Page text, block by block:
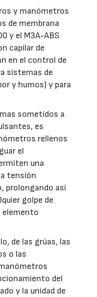
y manómetros
de membrana
y el M3A-ABS
capilar de
en el control de
sistemas de
y humos) y para
sometidos a
es
rellenos
el
una
tensión
prolongando así
golpe de
elemento
de las grúas, las
o las
del
y la unidad de